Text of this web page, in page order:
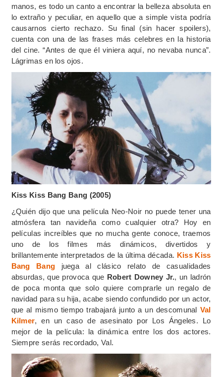
manos, es todo un canto a encontrar la belleza absoluta en
lo extraño y peculiar, en aquello que a simple vista podría
causarnos cierto rechazo. Su final (sin hacer spoilers),
cuenta con una de las frases más celebres en la historia
del cine. “Antes de que él viniera aquí, no nevaba nunca”.
Lágrimas en los ojos.
Kiss Kiss Bang Bang (2005)
¿Quién dijo que una película Neo-Noir no puede tener una
atmósfera tan navideña como cualquier otra? Hoy en
películas increíbles que no mucha gente conoce, traemos
uno de los filmes más dinámicos, divertidos y
brillantemente interpretados de la última década. Kiss Kiss
Bang Bang juega al clásico relato de casualidades
absurdas, que provoca que Robert Downey Jr., un ladrón
de poca monta que solo quiere comprarle un regalo de
navidad para su hija, acabe siendo confundido por un actor,
que al mismo tiempo trabajará junto a un descomunal Val
Kilmer, en un caso de asesinato por Los Ángeles. Lo
mejor de la película: la dinámica entre los dos actores.
Siempre serás recordado, Val.